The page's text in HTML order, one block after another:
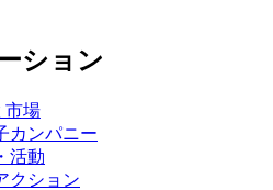
ション
市場
カンパニー
活動
クション